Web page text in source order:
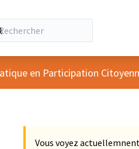
en Participation
Vous voyez